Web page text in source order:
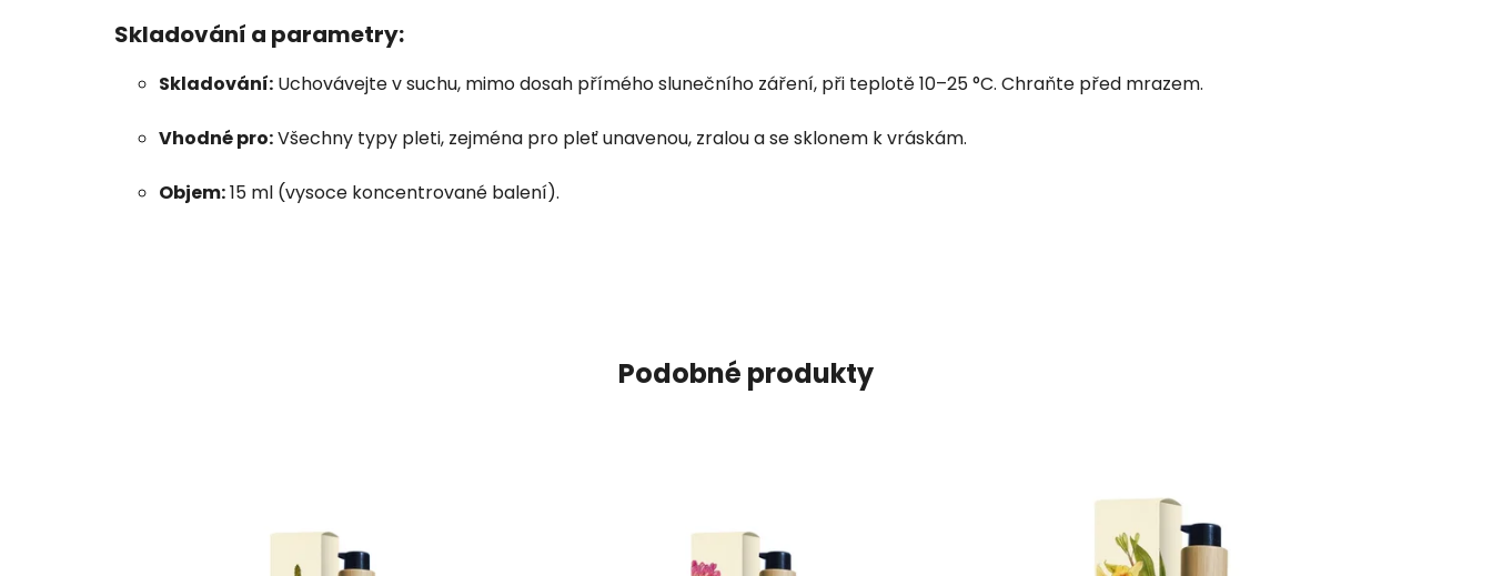
Skladování a parametry:
Skladování: Uchovávejte v suchu, mimo dosah přímého slunečního záření, při teplotě 10–25 °C. Chraňte před mrazem.
Vhodné pro:Všechny typy pleti, zejména pro pleť unavenou, zralou a se sklonem k vráskám.
Objem:15 ml (vysoce koncentrované balení).
Podobné produkty